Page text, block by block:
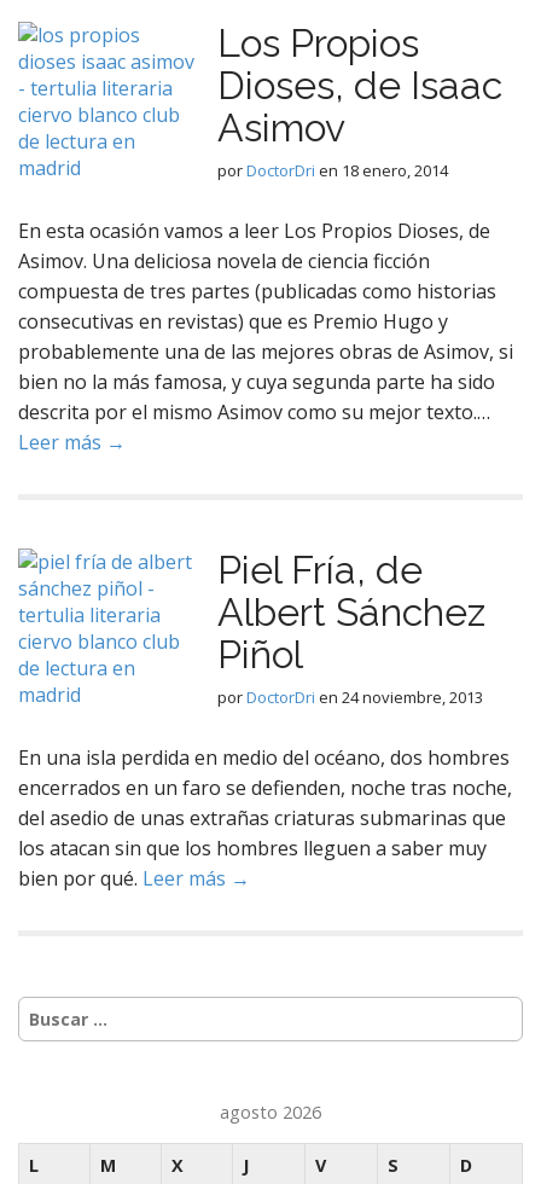
Los Propios
Dioses, de Isaac
Asimov
porDoctorDri en 18 enero, 2014
En esta ocasión vamos a leer Los Propios Dioses, de
Asimov. Una deliciosa novela de ciencia ficción
compuesta de tres partes (publicadas como historias
consecutivas en revistas) que es Premio Hugo y
probablemente una de las mejores obras de Asimov, si
bien no la más famosa, y cuya segunda parte ha sido
descrita por el mismo Asimov como su mejor texto.…
Leer más →
Piel Fría, de
Albert Sánchez
Piñol
porDoctorDri en 24 noviembre, 2013
En una isla perdida en medio del océano, dos hombres
encerrados en un faro se defienden, noche tras noche,
del asedio de unas extrañas criaturas submarinas que
los atacan sin que los hombres lleguen a saber muy
bien por qué. Leer más →
Buscar:
agosto 2026
L M X J V S
D